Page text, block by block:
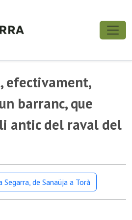
efectivament,
barranc, que
antic del raval del
de Sanaüja a Torà